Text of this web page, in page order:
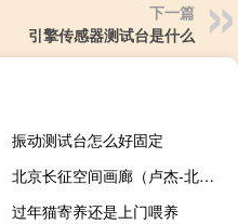
下一篇
引擎传感器测试台是什么
振动测试台怎么好固定
北京长征空间画廊（卢杰-北京长征空间创办人简介）
过年猫寄养还是上门喂养